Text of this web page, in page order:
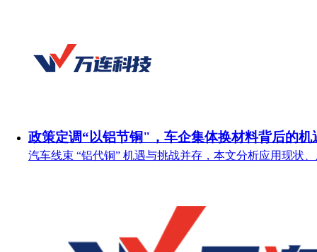
政策定调“以铝节铜"，车企集体换材料背后的机
汽车线束 “铝代铜” 机遇与挑战并存，本文分析应用现状